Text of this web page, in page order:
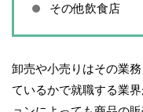
その他飲食店
卸売や小売りはその業
ているかで就職する業